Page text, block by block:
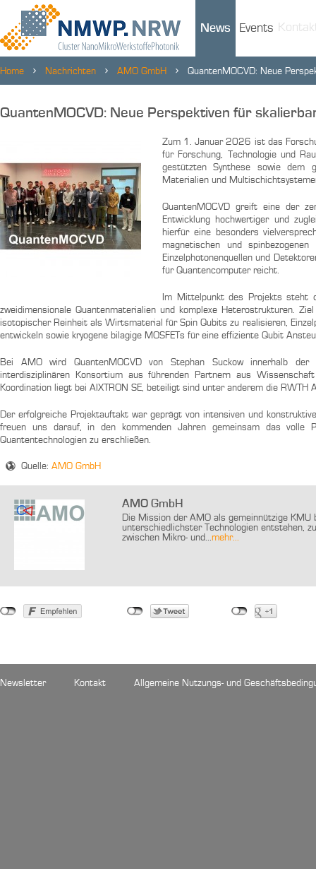
News Events
Home Nachrichten AMO GmbH QuantenMOCVD: Neue
QuantenMOCVD: Neue Perspektiven für
Zum 1. Januar 2026 ist das
für Forschung, Technologie und
gestützten Synthese sowie dem
Materialien und
QuantenMOCVD greift eine der
Entwicklung hochwertiger und
hierfür eine besonders
magnetischen und
Einzelphotonenquellen und
für Quantencomputer reicht.
Im Mittelpunkt des Projekts steht
zweidimensionale Quantenmaterialien und komplexe Heterostrukturen.
isotopischer Reinheit als Wirtsmaterial für Spin Qubits zu realisieren,
entwickeln sowie kryogene bilagige MOSFETs für eine effiziente Qubit
Bei AMO wird QuantenMOCVD von Stephan Suckow innerhalb
interdisziplinären Konsortium aus führenden Partnern aus
Koordination liegt bei AIXTRON SE, beteiligt sind unter anderem die
Der erfolgreiche Projektauftakt war geprägt von intensiven und
freuen uns darauf, in den kommenden Jahren gemeinsam das volle
Quantentechnologien zu erschließen.
Quelle: AMO GmbH
AMO GmbH
Die Mission der AMO als gemeinnützige
unterschiedlichster Technologien entstehen,
zwischen Mikro- und...mehr...
Newsletter Kontakt Allgemeine Nutzungs- und